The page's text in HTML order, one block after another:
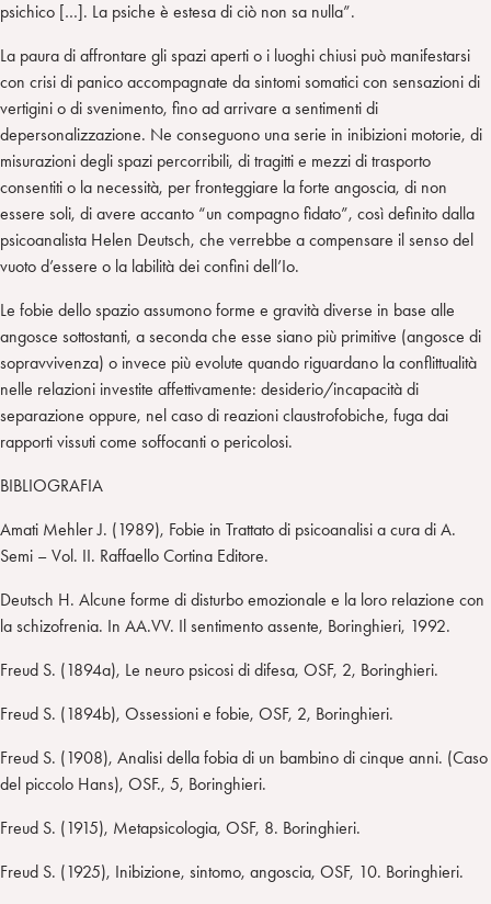
psichico […]. La psiche è estesa di ciò non sa nulla”.
La paura di affrontare gli spazi aperti o i luoghi chiusi può manifestarsi
con crisi di panico accompagnate da sintomi somatici con sensazioni di
vertigini o di svenimento, fino ad arrivare a sentimenti di
depersonalizzazione. Ne conseguono una serie in inibizioni motorie, di
misurazioni degli spazi percorribili, di tragitti e mezzi di trasporto
consentiti o la necessità, per fronteggiare la forte angoscia, di non
essere soli, di avere accanto “un compagno fidato”, così definito dalla
psicoanalista Helen Deutsch, che verrebbe a compensare il senso del
vuoto d’essere o la labilità dei confini dell’Io.
Le fobie dello spazio assumono forme e gravità diverse in base alle
angosce sottostanti, a seconda che esse siano più primitive (angosce di
sopravvivenza) o invece più evolute quando riguardano la conflittualità
nelle relazioni investite affettivamente: desiderio/incapacità di
separazione oppure, nel caso di reazioni claustrofobiche, fuga dai
rapporti vissuti come soffocanti o pericolosi.
BIBLIOGRAFIA
Amati Mehler J. (1989), Fobie in Trattato di psicoanalisi a cura di A.
Semi – Vol. II. Raffaello Cortina Editore.
Deutsch H. Alcune forme di disturbo emozionale e la loro relazione con
la schizofrenia. In AA.VV. Il sentimento assente, Boringhieri, 1992.
Freud S. (1894a), Le neuro psicosi di difesa, OSF, 2, Boringhieri.
Freud S. (1894b), Ossessioni e fobie, OSF, 2, Boringhieri.
Freud S. (1908), Analisi della fobia di un bambino di cinque anni. (Caso
del piccolo Hans), OSF., 5, Boringhieri.
Freud S. (1915), Metapsicologia, OSF, 8. Boringhieri.
Freud S. (1925), Inibizione, sintomo, angoscia, OSF, 10. Boringhieri.